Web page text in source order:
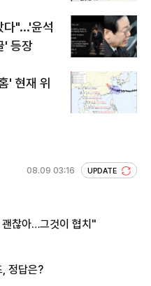
다"...'윤석
' 등장
' 현재 위
08.09 03:16 UPDATE
찮아…그것이 협치"
정답은?